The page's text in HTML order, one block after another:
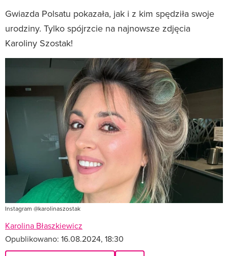
Gwiazda Polsatu pokazała, jak i z kim spędziła swoje
urodziny. Tylko spójrzcie na najnowsze zdjęcia
Karoliny Szostak!
Instagram @karolinaszostak
Karolina Błaszkiewicz
Opublikowano: 16.08.2024, 18:30